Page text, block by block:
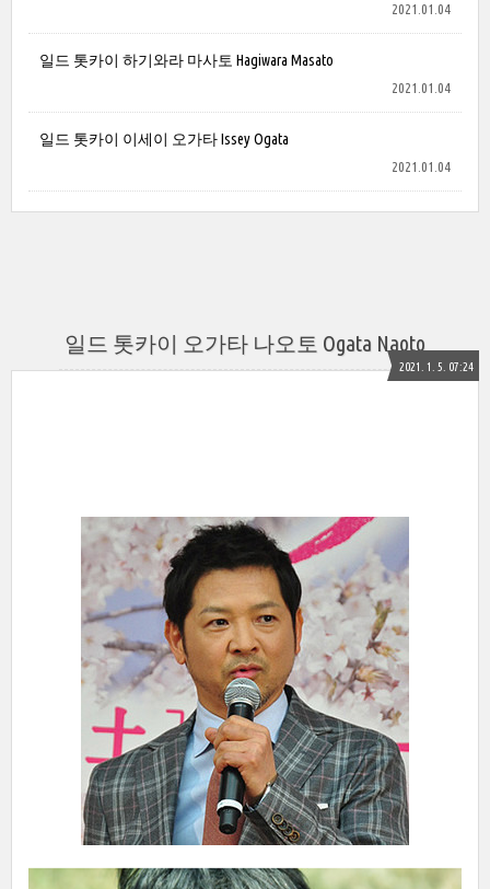
2021.01.04
일드 톳카이 하기와라 마사토 Hagiwara Masato
2021.01.04
일드 톳카이 이세이 오가타 Issey Ogata
2021.01.04
일드 톳카이 오가타 나오토 Ogata Naoto
2021. 1. 5. 07:24